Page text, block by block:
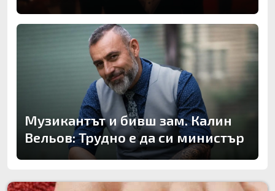
Музикантът и бивш зам. Калин
Вельов: Трудно е да си министър